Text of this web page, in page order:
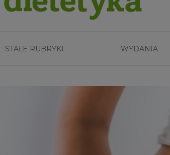
STAŁE RUBRYKI WYDANIA